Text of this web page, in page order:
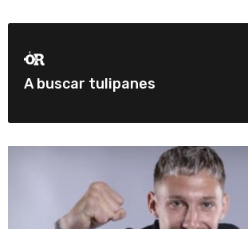
A buscar tulipanes